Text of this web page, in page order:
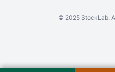
© 2025 StockLab.